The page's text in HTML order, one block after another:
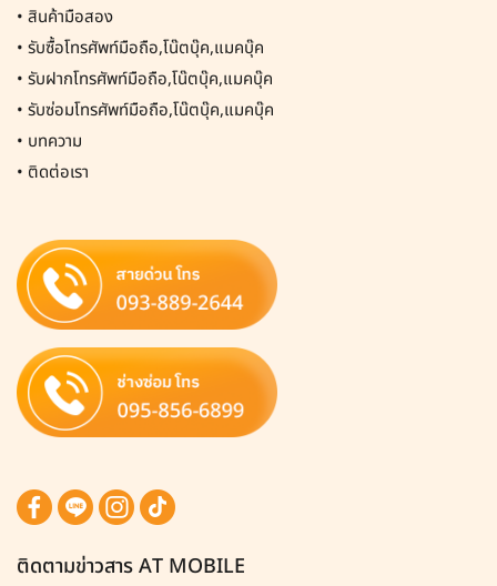
• สินค้ามือสอง
• รับซื้อโทรศัพท์มือถือ,โน๊ตบุ๊ค,แมคบุ๊ค
• รับฝากโทรศัพท์มือถือ,โน๊ตบุ๊ค,แมคบุ๊ค
• รับซ่อมโทรศัพท์มือถือ,โน๊ตบุ๊ค,แมคบุ๊ค
• บทความ
• ติดต่อเรา
ติดตามข่าวสาร AT MOBILE